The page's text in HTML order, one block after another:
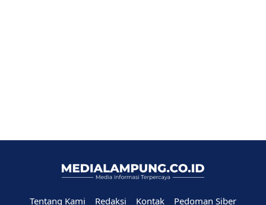
Tentang Kami Redaksi Kontak Pedoman Siber